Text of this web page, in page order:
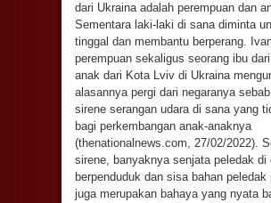
dari Ukraina adalah perempuan dan
Sementara laki-laki di sana diminta
tinggal dan membantu berperang.
perempuan sekaligus seorang ibu
anak dari Kota Lviv di Ukraina
alasannya pergi dari negaranya
sirene serangan udara di sana yang
bagi perkembangan anak-anaknya
(thenationalnews.com, 27/02/2022).
sirene, banyaknya senjata peledak di
berpenduduk dan sisa bahan peledak
juga merupakan bahaya yang nyata